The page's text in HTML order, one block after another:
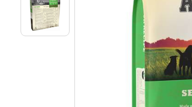
Rettili
Uccelli